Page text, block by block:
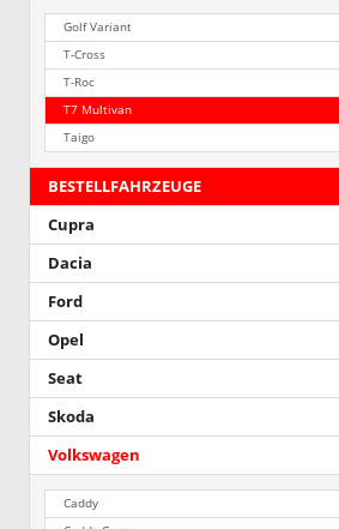
Golf Variant
T-Cross
T-Roc
T7 Multivan
Taigo
BESTELLFAHRZEUGE
Cupra
Dacia
Ford
Opel
Seat
Skoda
Volkswagen
Caddy